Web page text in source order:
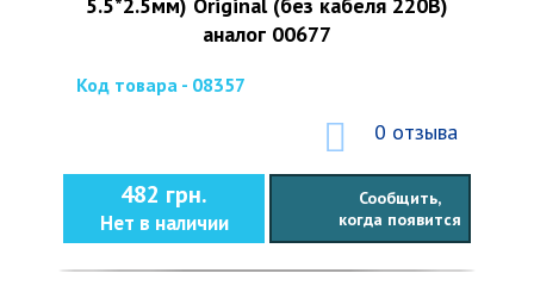
аналог 00677
Код товара - 08357
0 отзыва
482 грн.
Нет в наличии
Сообщить,
когда появится